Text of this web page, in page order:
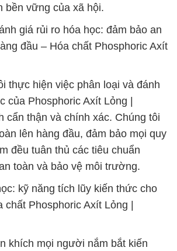
bền vững của xã hội.
giá rủi ro hóa học: đảm bảo an
đầu – Hóa chất Phosphoric Axít
thực hiện việc phân loại và đánh
của Phosphoric Axít Lỏng |
cẩn thận và chính xác. Chúng tôi
lên hàng đầu, đảm bảo mọi quy
đều tuân thủ các tiêu chuẩn
toàn và bảo vệ môi trường.
kỹ năng tích lũy kiến thức cho
Phosphoric Axít Lỏng |
khích mọi người nắm bắt kiến